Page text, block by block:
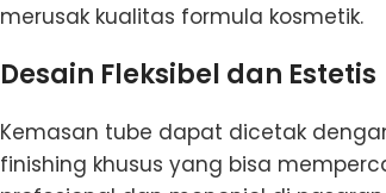
merusak kualitas formula kosmetik.
Desain Fleksibel dan Estetis
Kemasan tube dapat dicetak
finishing khusus yang bisa